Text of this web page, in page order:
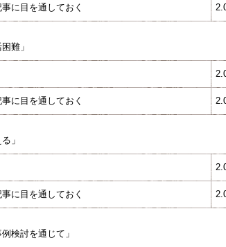
に目を通しておく
活困難」
に目を通しておく
」
に目を通しておく
検討を通じて」